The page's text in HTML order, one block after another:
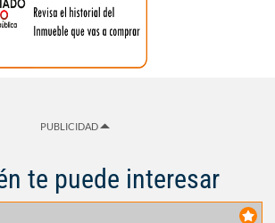
PUBLICIDAD
te puede interesar